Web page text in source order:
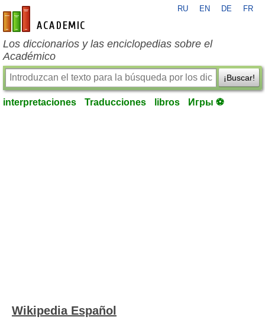
es-academic.com
RU EN DE FR
Los diccionarios y las enciclopedias sobre el
Académico
¡Buscar!
interpretaciones Traducciones libros Игры ⚽
Wikipedia Español